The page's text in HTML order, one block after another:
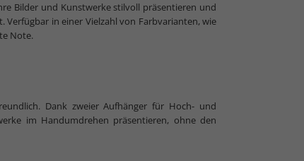
Bilder und Kunstwerke stilvoll präsentieren und
Verfügbar in einer Vielzahl von Farbvarianten, wie
Note.
Dank zweier Aufhänger für Hoch- und
im Handumdrehen präsentieren, ohne den